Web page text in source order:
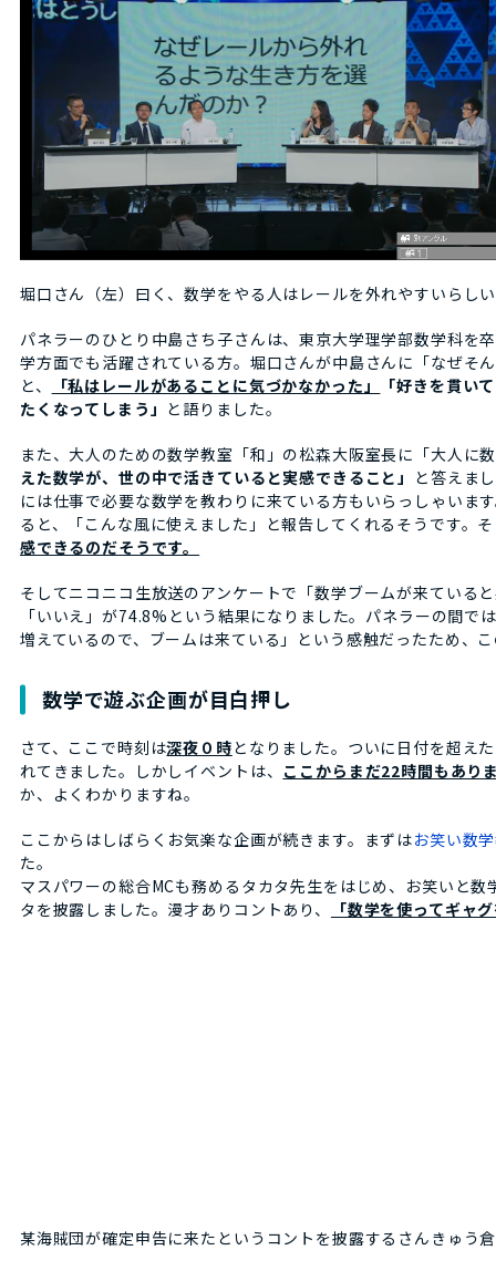
堀口さん（左）曰く、数学をやる人はレールを外れやすいらしい
パネラーのひとり中島さち子さんは、東京大学理学部数学科を
学方面でも活躍されている方。堀口さんが中島さんに「なぜそ
と、
「私はレールがあることに気づかなかった」
「好きを貫い
たくなってしまう」 と語りました。
また、大人のための数学教室「和」の松森大阪室長に「大人に
えた数学が、世の中で活きていると実感できること」 と答えま
には仕事で必要な数学を教わりに来ている方もいらっしゃいま
ると、「こんな風に使えました」と報告してくれるそうです。
感できるのだそうです。
そしてニコニコ生放送のアンケートで「数学ブームが来ている
「いいえ」が74.8%という結果になりました。パネラーの間
増えているので、ブームは来ている」という感触だったため、
数学で遊ぶ企画が目白押し
さて、ここで時刻は深夜０時となりました。ついに日付を超え
れてきました。しかしイベントは、 ここからまだ22時間もあり
か、よくわかりますね。
ここからはしばらくお気楽な企画が続きます。まずはお笑い数
た。
マスパワーの総合MCも務めるタカタ先生をはじめ、お笑いと
タを披露しました。漫才ありコントあり、
「数学を使ってギャ
某海賊団が確定申告に来たというコントを披露するさんきゅう